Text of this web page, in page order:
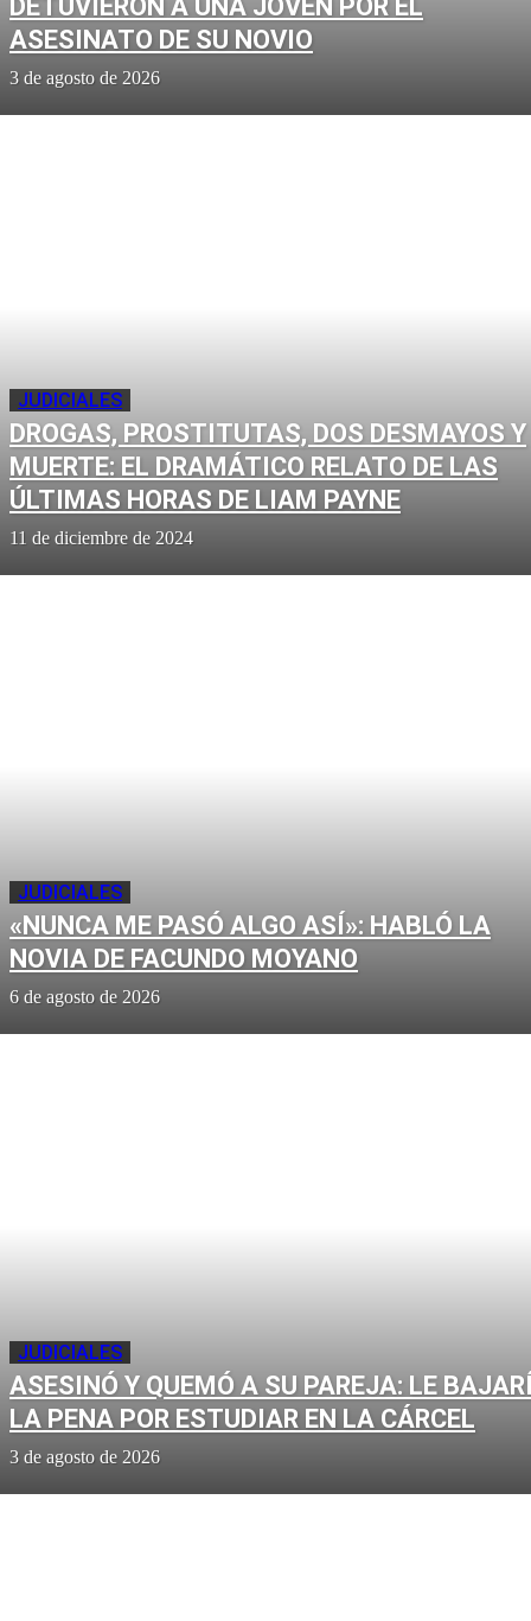
DETUVIERON A UNA JOVEN POR EL
ASESINATO DE SU NOVIO
3 de agosto de 2026
JUDICIALES
DROGAS, PROSTITUTAS, DOS DESMAYOS Y
MUERTE: EL DRAMÁTICO RELATO DE LAS
ÚLTIMAS HORAS DE LIAM PAYNE
11 de diciembre de 2024
JUDICIALES
«NUNCA ME PASÓ ALGO ASÍ»: HABLÓ LA
NOVIA DE FACUNDO MOYANO
6 de agosto de 2026
JUDICIALES
ASESINÓ Y QUEMÓ A SU PAREJA: LE
LA PENA POR ESTUDIAR EN LA CÁRCEL
3 de agosto de 2026